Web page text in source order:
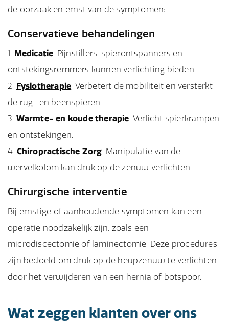
de oorzaak en ernst van de symptomen:
Conservatieve behandelingen
Medicatie: Pijnstillers, spierontspanners en
ontstekingsremmers kunnen verlichting bieden.
Fysiotherapie: Verbetert de mobiliteit en versterkt
de rug- en beenspieren.
Warmte- en koude therapie: Verlicht spierkrampen
en ontstekingen.
Chiropractische Zorg: Manipulatie van de
wervelkolom kan druk op de zenuw verlichten.
Chirurgische interventie
Bij ernstige of aanhoudende symptomen kan een
operatie noodzakelijk zijn, zoals een
microdiscectomie of laminectomie. Deze procedures
zijn bedoeld om druk op de heupzenuw te verlichten
door het verwijderen van een hernia of botspoor.
Wat zeggen klanten over ons